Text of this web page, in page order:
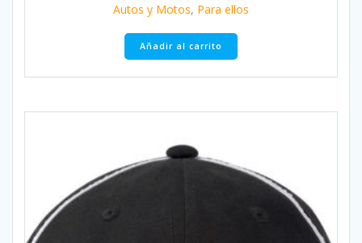
Autos y Motos, Para ellos
Añadir al carrito